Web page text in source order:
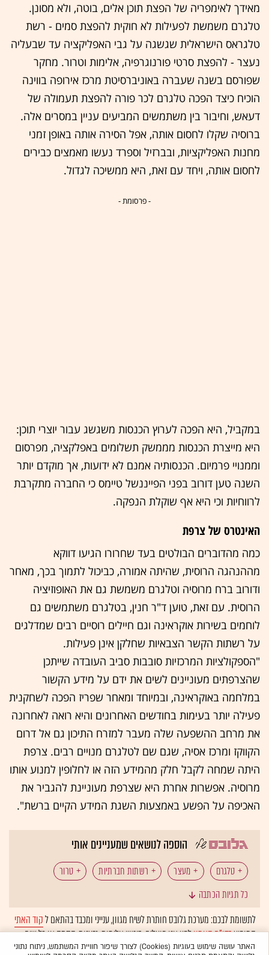
מאידך לאימפריה של הפצת תוכן אלים, בוטה, ולא מסונן.
טלגרם משמשת לפעילות לא חוקית להפצת סמים - רשת
טלגראס הישראלית שגשגה על גבי האפליקציה עד שבעליה
נעצר - להפצת סרטי פורנוגרפיה, אלימות וטרור. מחקר
שפורסם בשנה שעברה באוניברסיטת מרכז אירופה בווינה
הוכיח כיצד הפכה טלגרם לכר פורה להפצת תעמולה של
דעאש, וחיבור בין משתמשים המביעים עניין במסרים אלה.
ברוסיה שקלו לחסום אותה, אפל הסירה אותה באופן זמני
מחנות האפליקציות, ובברזיל וספרד נעשו מאמצים כבירים
לחסום אותה, ויחד עם זאת, היא ממשיכה לגדול.
- פרסומת -
במקביל, היא הפכה לערוץ הכנסות משגשג עבור יוצרי תוכן:
היא מייצרת הכנסות מממשק תשלומים באפלקציה, מפרסום
וממנויי פרמיום. הכנסותיה אמנם לא ידועות, אך מוקדם יותר
השנה טען דורוב בפני הפייננשל טיימס כי החברה מתקרבת
לרווחיות וכי היא אף שוקלת הנפקה.
האינטרס של צרפת
כמה מהדוברים הבולטים בעד שחרורו הגיעו דווקא
מההנהגה הרוסית, שהיתה אמורה, כביכול לתמוך בכך, מאחר
ודורוב ברח מרוסיה וטלגרם משמשת גם את האופוזיציה
הרוסית. עם זאת, טוען ד"ר חנין, בטלגרם משתמשים גם
לוחמים בשירות אוקראינה וגם חיילים רוסיים רבים שמדלגים
על רשתות הקשר הצבאיות שחלקן אינן פעילות.
"הספקולציות המרכזיות סובבות סביב העובדה שייתכן
שהצרפתים מעוניינים לשים את ידם על מידע הקשור
במלחמה באוקראינה, ובמיוחד ומאחר שפריז הפכה לשחקנית
פעילה יותר בעימות בחודשים האחרונים והיא רואה לאחרונה
את מרחב ההשפעה שלה מעבר למזרח התיכון גם אל דרום
הקווקז ומרכז אסיה, שגם שם לטלגרם מנויים רבים. צרפת
היתה שמחה לקבל חלק מהמידע הזה או לחלופין למנוע אותו
מרוסיה. אפשרות אחרת היא שצרפת מעוניינת להגביר את
האכיפה על הפשע באמצעות השגת המידע הקיים ברשת".
הוספה לנושאים שמעניינים אותי
טלגרם מעצר רשתות חברתיות טרור
מלחמת רוסיה-אוקראינה
כל תגיות הכתבה
לתשומת לבכם: מערכת גלובס חותרת לשיח מגוון, ענייני ומכבד בהתאם לקוד האתי
המופיעבדו"ח האמוןלפיו אנו פועלים. ביטויי אלימות, גזענות, הסתה או כל שיח
בלתי הולם אחר מסוננים בצורהאוטומטיתולא יפורסמו באתר.
האתר עושה שימוש בעוגיות (Cookies) לצורך שיפור חוויית המשתמש, ניתוח נתוני